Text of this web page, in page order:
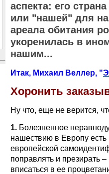
аспекта: его
или "нашей" для
ареала обитания
укоренилась в
нашим...
Итак, Михаил Веллер, "
Хоронить
Ну что, еще не верится,
1. Болезненное
нашествию в Европу есть
европейской
поправлять и презирать
вписаться в ее